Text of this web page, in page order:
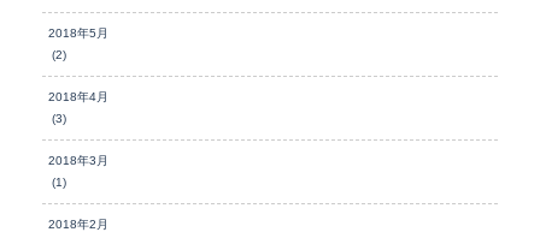
2018年5月
(2)
2018年4月
(3)
2018年3月
(1)
2018年2月